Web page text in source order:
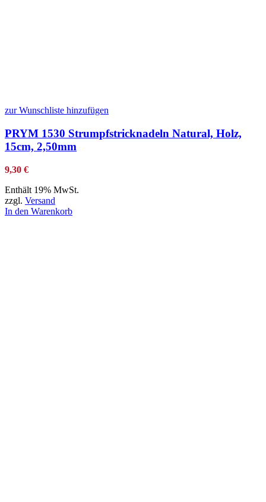
zur Wunschliste hinzufügen
PRYM 1530 Strumpfstricknadeln Natural, Holz,
15cm, 2,50mm
9,30 €
Enthält 19% MwSt.
zzgl. Versand
In den Warenkorb